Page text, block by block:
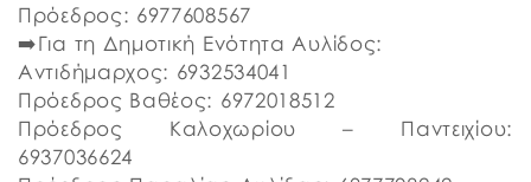
Πρόεδρος: 6977608567
➡️Για τη Δημοτική Ενότητα Αυλίδος:
Αντιδήμαρχος: 6932534041
Πρόεδρος Βαθέος: 6972018512
Πρόεδρος Καλοχωρίου – Παντειχίου:
6937036624